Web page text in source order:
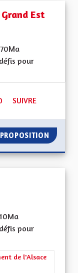
Est
pour
50 ABONNÉS
SUIVRE
pour
l'Education et
de l'Alsace